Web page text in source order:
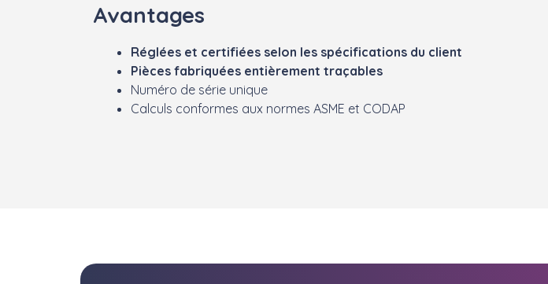
Avantages
Réglées et certifiées selon les spécifications du client
Pièces fabriquées entièrement traçables
Numéro de série unique
Calculs conformes aux normes ASME et CODAP